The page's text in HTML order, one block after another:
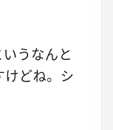
うなんと
どね。シ